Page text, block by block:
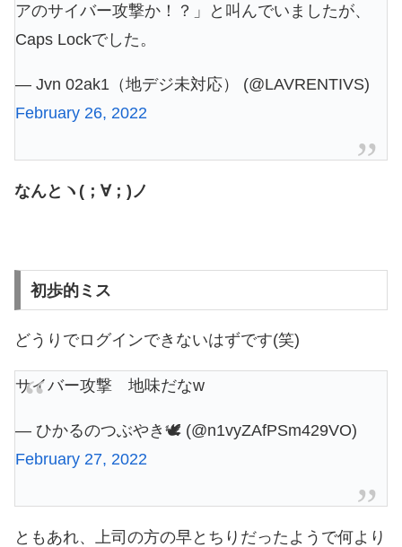
アのサイバー攻撃か！？」と叫んでいましたが、
Caps Lockでした。
— Jvn 02ak1（地デジ未対応） (@LAVRENTIVS)
February 26, 2022
なんとヽ(；∀；)ノ
初歩的ミス
どうりでログインできないはずです(笑)
サイバー攻撃 地味だなw
— ひかるのつぶやき🕊 (@n1vyZAfPSm429VO)
February 27, 2022
ともあれ、上司の方の早とちりだったようで何より